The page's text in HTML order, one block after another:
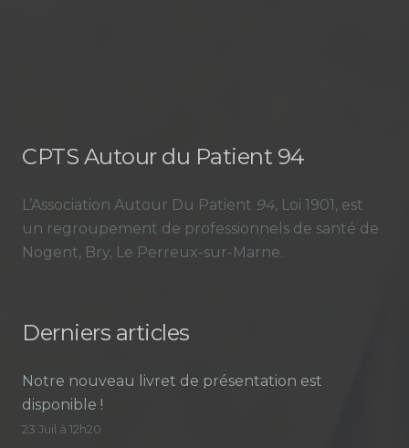
CPTS Autour du Patient 94
L’Association Autour Du Patient 94, Loi 1901, est
un regroupement de professionnels de santé de
Nogent, Bry, Le Perreux-sur-Marne.
Derniers articles
Notre nouveau livret de présentation est
disponible !
23 Juil à 12h20